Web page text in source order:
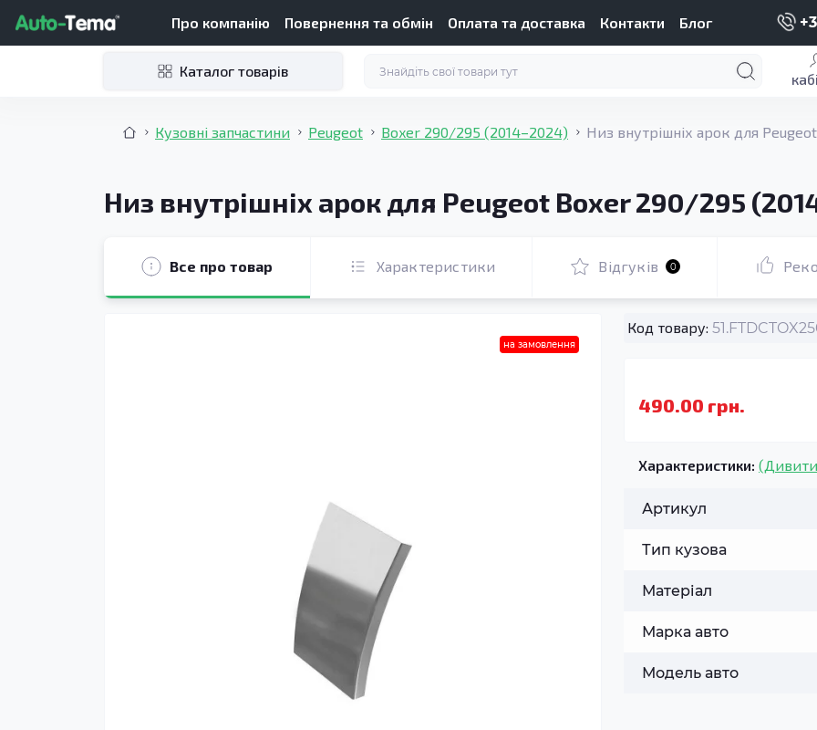
Про компанію Повернення та обмін Оплата та доставка Контакти Блог
Каталог товарів
Кузовні запчастини Peugeot Boxer 290/295 (2014–2024) Низ внутрішніх арок для
Низ внутрішніх арок для Peugeot Boxer 290/295
Все про товар Характеристики Відгуків 0
на замовлення
Код товару:
490.00 грн.
Характеристики:
Артикул
Тип кузова
Матеріал
Марка авто
Модель авто